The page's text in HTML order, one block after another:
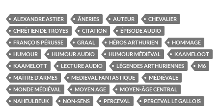
ALEXANDRE ASTIER ÂNERIES AUTEUR
CHEVALIER
CHRÉTIEN DE TROYES
CITATION
ÉPISODE AUDIO
FRANÇOIS PÉRUSSE
GRAAL HÉROS ARTHURIEN
HOMMAGE
HUMOUR
HUMOUR AUDIO HUMOUR MÉDIÉVAL
KAAMELOOT
KAAMELOTT
LECTURE AUDIO LÉGENDES ARTHURIENNES
M6
MAÎTRE D'ARMES
MEDIEVAL FANTASTIQUE
MÉDIÉVALE
MONDE MÉDIÉVAL
MOYEN AGE
MOYEN-ÂGE CENTRAL
NAHEULBEUK
NON-SENS PERCEVAL
PERCEVAL LE GALLOIS